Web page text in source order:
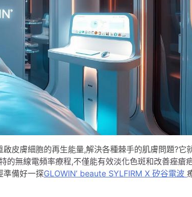
皮膚細胞的再生能量,解決各種棘手的肌膚問題?它
的無線電頻率療程,不僅能有效淡化色斑和改善痤瘡
準備好一探GLOWIN’ beaute SYLFIRM X 矽谷電波